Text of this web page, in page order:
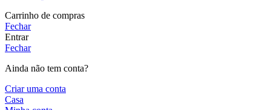
Carrinho de compras
Fechar
Entrar
Fechar
Ainda não tem conta?
Criar uma conta
Casa